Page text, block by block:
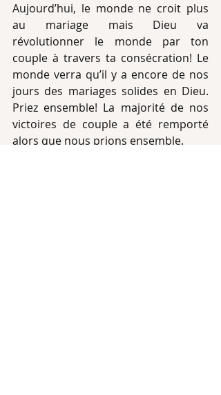
Aujourd’hui, le monde ne croit plus
au mariage mais Dieu va
révolutionner le monde par ton
couple à travers ta consécration! Le
monde verra qu’il y a encore de nos
jours des mariages solides en Dieu.
Priez ensemble! La majorité de nos
victoires de couple a été remporté
alors que nous prions ensemble.